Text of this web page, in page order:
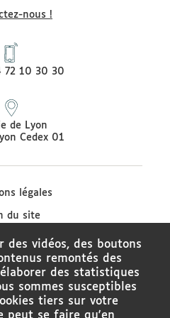
nous !
72 10 30 30
de Lyon
Cedex 01
légales
du site
des données
de la Ville de Lyon
des réseaux sociaux
des cookies
des vidéos, des boutons
remontés des
des statistiques
sommes susceptibles
tiers sur votre
peut se faire qu'en